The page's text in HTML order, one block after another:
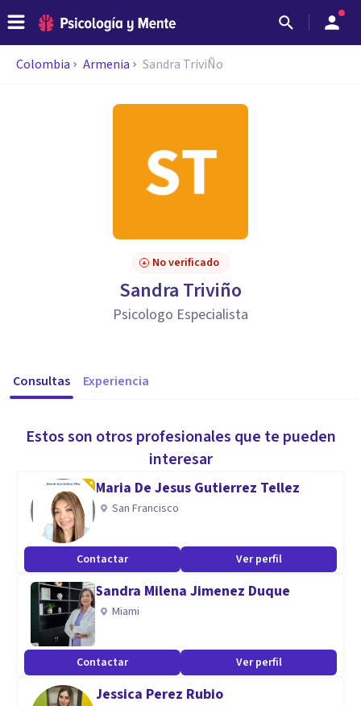
Colombia Armenia Sandra TriviÑo
No verificado
Sandra Triviño
Psicologo Especialista
Consultas Experiencia
Estos son otros profesionales que te pueden
interesar
Maria De Jesus Gutierrez Tellez
San Francisco
Contactar Ver perfil
Sandra Milena Jimenez Duque
Miami
Contactar Ver perfil
Jessica Perez Rubio